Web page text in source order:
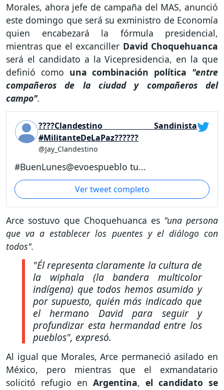
Morales, ahora jefe de campaña del MAS, anunció
este domingo que será su exministro de Economía
quien encabezará la fórmula presidencial,
mientras que el excanciller David Choquehuanca
será el candidato a la Vicepresidencia, en la que
definió como una combinación política "entre
compañeros de la ciudad y compañeros del
campo".
????Clandestino Sandinista
#MilitanteDeLaPaz??????
@Jay_Clandestino
#BuenLunes@evoespueblo tu...
Ver tweet completo
Arce sostuvo que Choquehuanca es "una persona
que va a establecer los puentes y el diálogo con
todos".
"Él representa claramente la cultura de
la wiphala (la bandera multicolor
indígena) que todos hemos asumido y
por supuesto, quién más indicado que
el hermano David para seguir y
profundizar esta hermandad entre los
pueblos", expresó.
Al igual que Morales, Arce permaneció asilado en
México, pero mientras que el exmandatario
solicitó refugio en Argentina, el candidato se